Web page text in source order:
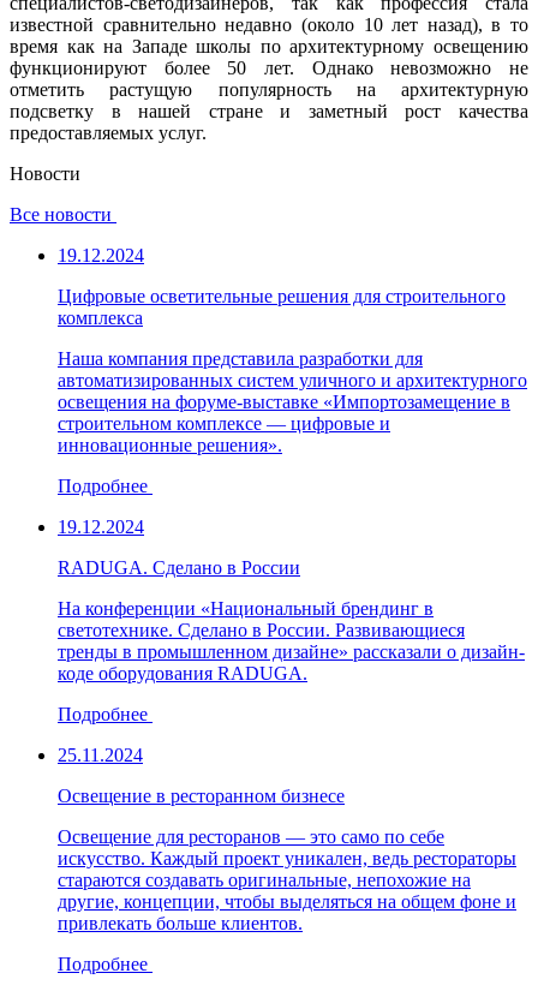
известной сравнительно недавно (около 10 лет назад), в то
время как на Западе школы по архитектурному освещению
функционируют более 50 лет. Однако невозможно не
отметить растущую популярность на архитектурную
подсветку в нашей стране и заметный рост качества
предоставляемых услуг.
Новости
Все новости
19.12.2024
Цифровые осветительные решения для строительного
комплекса
Наша компания представила разработки для
автоматизированных систем уличного и архитектурного
освещения на форуме-выставке «Импортозамещение в
строительном комплексе — цифровые и
инновационные решения».
Подробнее
19.12.2024
RADUGA. Сделано в России
На конференции «Национальный брендинг в
светотехнике. Сделано в России. Развивающиеся
тренды в промышленном дизайне» рассказали о дизайн-
коде оборудования RADUGA.
Подробнее
25.11.2024
Освещение в ресторанном бизнесе
Освещение для ресторанов — это само по себе
искусство. Каждый проект уникален, ведь рестораторы
стараются создавать оригинальные, непохожие на
другие, концепции, чтобы выделяться на общем фоне и
привлекать больше клиентов.
Подробнее